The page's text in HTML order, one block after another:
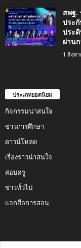
สพฐ.
ประ
ประ
ผ่าน
1 สิงห
ประเภทยอดนิยม
กิจกรรมน่าสนใจ
ข่าวการศึกษา
ดาวน์โหลด
เรื่องราวน่าสนใจ
สอบครู
ข่าวทั่วไป
แจกสื่อการสอน